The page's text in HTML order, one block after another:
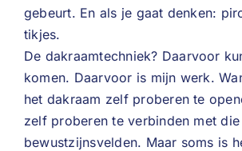
gebeurt. En als je gaat denken:
tikjes.
De dakraamtechniek? Daarvoor
komen. Daarvoor is mijn werk.
het dakraam zelf proberen te
zelf proberen te verbinden met die
bewustzijnsvelden. Maar soms is